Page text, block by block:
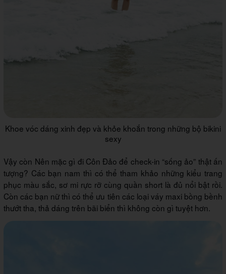
Khoe vóc dáng xinh đẹp và khỏe khoắn trong những bộ bikini
sexy
Vậy còn Nên mặc gì đi Côn Đảo để check-in “sống ảo” thật ấn
tượng? Các bạn nam thì có thể tham khảo những kiểu trang
phục màu sắc, sơ mi rực rỡ cùng quần short là đủ nổi bật rồi.
Còn các bạn nữ thì có thể ưu tiên các loại váy maxi bồng bềnh
thướt tha, thả dáng trên bãi biển thì không còn gì tuyệt hơn.